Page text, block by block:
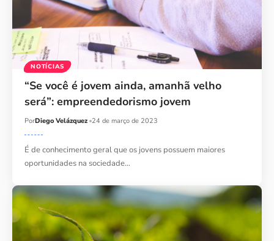
NOTÍCIAS
“Se você é jovem ainda, amanhã velho
será”: empreendedorismo jovem
PorDiego Velázquez 24 de março de 2023
É de conhecimento geral que os jovens possuem maiores
oportunidades na sociedade…